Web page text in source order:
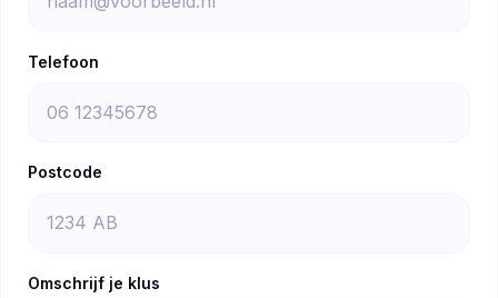
Telefoon
Postcode
Omschrijf je klus